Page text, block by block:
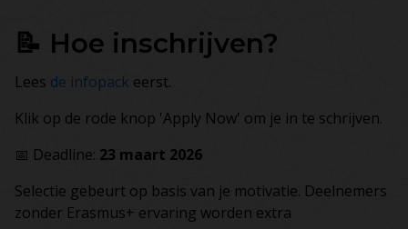
📝 Hoe inschrijven?
Lees de infopack eerst.
Klik op de rode knop 'Apply Now' om je in te schrijven.
📅 Deadline: 23 maart 2026
Selectie gebeurt op basis van je motivatie. Deelnemers
zonder Erasmus+ ervaring worden extra